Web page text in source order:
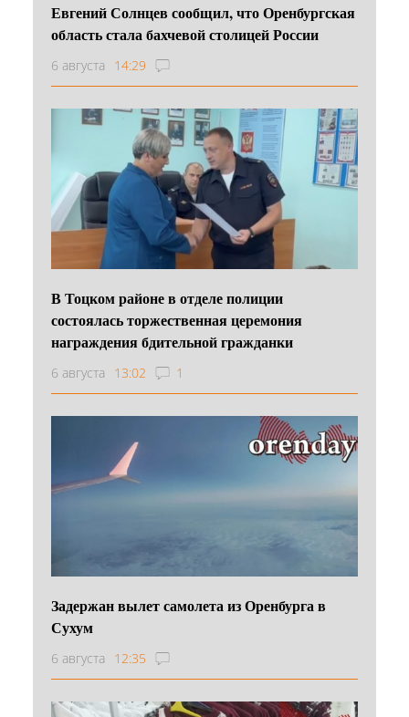
Евгений Солнцев сообщил, что Оренбургская
область стала бахчевой столицей России
6 августа 14:29
В Тоцком районе в отделе полиции
состоялась торжественная церемония
награждения бдительной гражданки
6 августа 13:02 1
Задержан вылет самолета из Оренбурга в
Сухум
6 августа 12:35